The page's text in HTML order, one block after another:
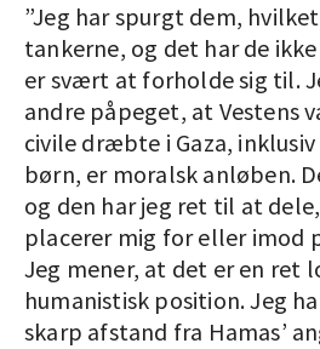
”Jeg har spurgt dem,
tankerne, og det har de
er svært at forholde sig til.
andre påpeget, at Vestens
civile dræbte i Gaza, inklusiv
børn, er moralsk anløben.
og den har jeg ret til at
placerer mig for eller imod
Jeg mener, at det er en ret
humanistisk position. Jeg
skarp afstand fra Hamas’